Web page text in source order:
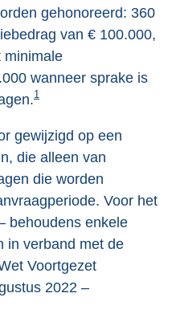
gehonoreerd: 360
van € 100.000,
minimale
wanneer sprake is
1
gewijzigd op een
die alleen van
die worden
Voor het
behoudens enkele
in verband met de
Voortgezet
2022 –